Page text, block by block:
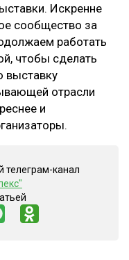
Искренне
сообщество за
работать
чтобы сделать
выставку
отрасли
и
телеграм-канал